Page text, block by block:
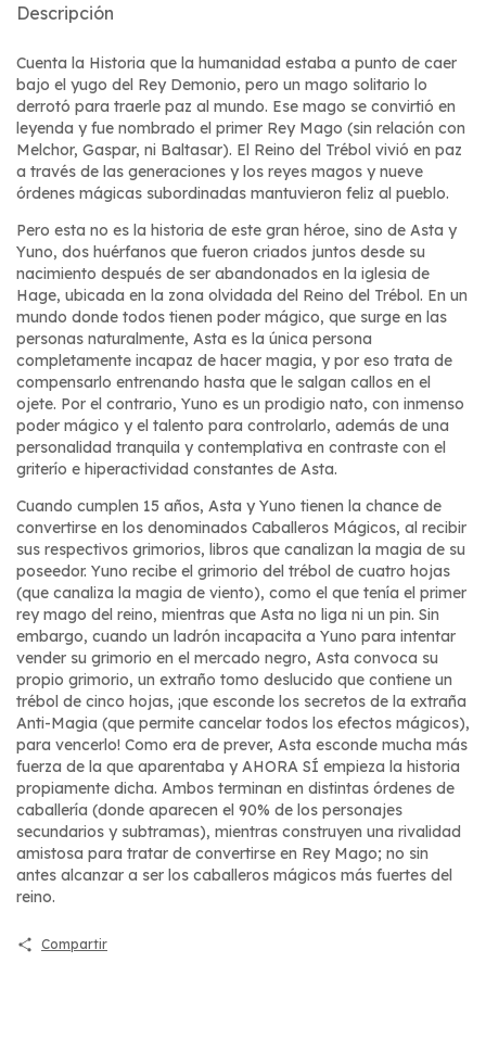
Descripción
Cuenta la Historia que la humanidad estaba a punto de caer
bajo el yugo del Rey Demonio, pero un mago solitario lo
derrotó para traerle paz al mundo. Ese mago se convirtió en
leyenda y fue nombrado el primer Rey Mago (sin relación con
Melchor, Gaspar, ni Baltasar). El Reino del Trébol vivió en paz
a través de las generaciones y los reyes magos y nueve
órdenes mágicas subordinadas mantuvieron feliz al pueblo.
Pero esta no es la historia de este gran héroe, sino de Asta y
Yuno, dos huérfanos que fueron criados juntos desde su
nacimiento después de ser abandonados en la iglesia de
Hage, ubicada en la zona olvidada del Reino del Trébol. En un
mundo donde todos tienen poder mágico, que surge en las
personas naturalmente, Asta es la única persona
completamente incapaz de hacer magia, y por eso trata de
compensarlo entrenando hasta que le salgan callos en el
ojete. Por el contrario, Yuno es un prodigio nato, con inmenso
poder mágico y el talento para controlarlo, además de una
personalidad tranquila y contemplativa en contraste con el
griterío e hiperactividad constantes de Asta.
Cuando cumplen 15 años, Asta y Yuno tienen la chance de
convertirse en los denominados Caballeros Mágicos, al recibir
sus respectivos grimorios, libros que canalizan la magia de su
poseedor. Yuno recibe el grimorio del trébol de cuatro hojas
(que canaliza la magia de viento), como el que tenía el primer
rey mago del reino, mientras que Asta no liga ni un pin. Sin
embargo, cuando un ladrón incapacita a Yuno para intentar
vender su grimorio en el mercado negro, Asta convoca su
propio grimorio, un extraño tomo deslucido que contiene un
trébol de cinco hojas, ¡que esconde los secretos de la extraña
Anti-Magia (que permite cancelar todos los efectos mágicos),
para vencerlo! Como era de prever, Asta esconde mucha más
fuerza de la que aparentaba y AHORA SÍ empieza la historia
propiamente dicha. Ambos terminan en distintas órdenes de
caballería (donde aparecen el 90% de los personajes
secundarios y subtramas), mientras construyen una rivalidad
amistosa para tratar de convertirse en Rey Mago; no sin
antes alcanzar a ser los caballeros mágicos más fuertes del
reino.
Compartir